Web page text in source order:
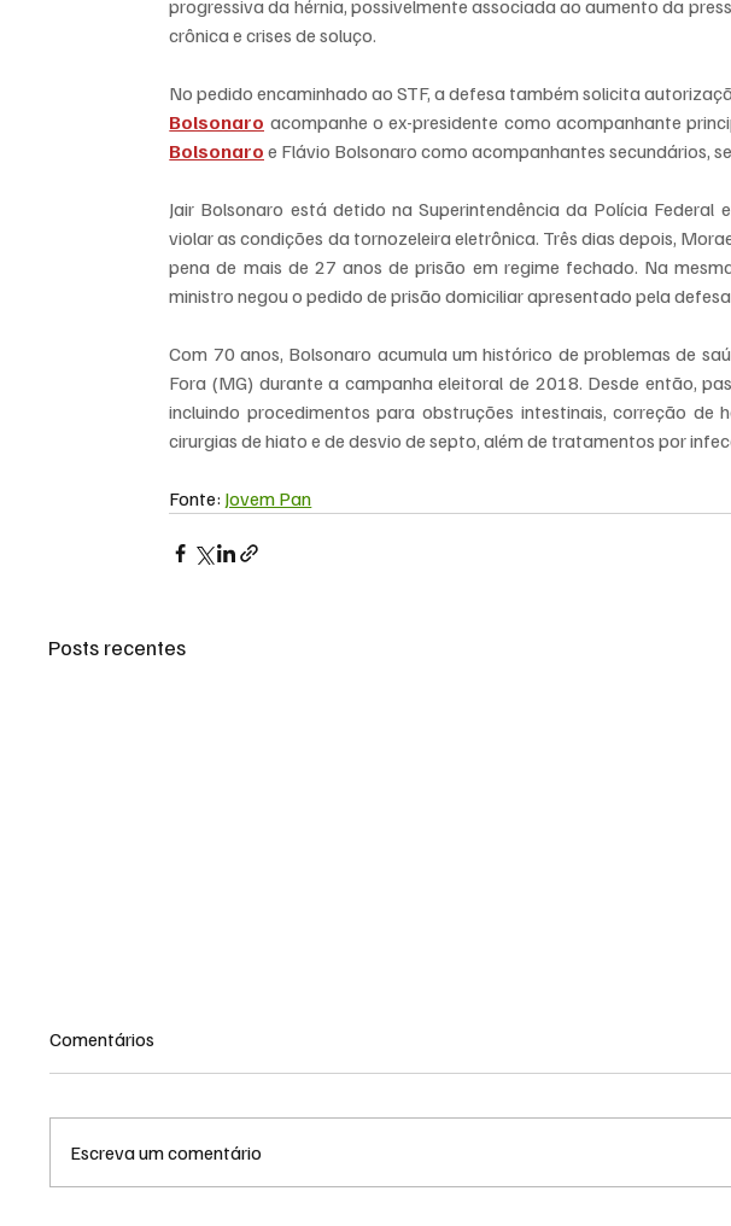
progressiva da hérnia, possivelmente associada ao aumento da
crônica e crises de soluço.
No pedido encaminhado ao STF, a defesa também solicita
Bolsonaro acompanhe o ex-presidente como acompanhante
Bolsonaro e Flávio Bolsonaro como acompanhantes secundários,
Jair Bolsonaro está detido na Superintendência da Polícia Federal
violar as condições da tornozeleira eletrônica. Três dias depois,
pena de mais de 27 anos de prisão em regime fechado. Na
ministro negou o pedido de prisão domiciliar apresentado pela
Com 70 anos, Bolsonaro acumula um histórico de problemas de
Fora (MG) durante a campanha eleitoral de 2018. Desde então,
incluindo procedimentos para obstruções intestinais, correção de
cirurgias de hiato e de desvio de septo, além de tratamentos por
Fonte: Jovem Pan
Posts recentes
Comentários
Escreva um comentário